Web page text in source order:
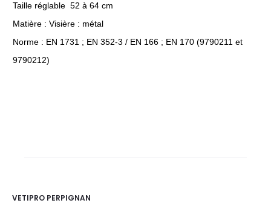
Taille réglable 52 à 64 cm
Matière : Visière : métal
Norme : EN 1731 ; EN 352-3 / EN 166 ; EN 170 (9790211 et
9790212)
VETIPRO PERPIGNAN